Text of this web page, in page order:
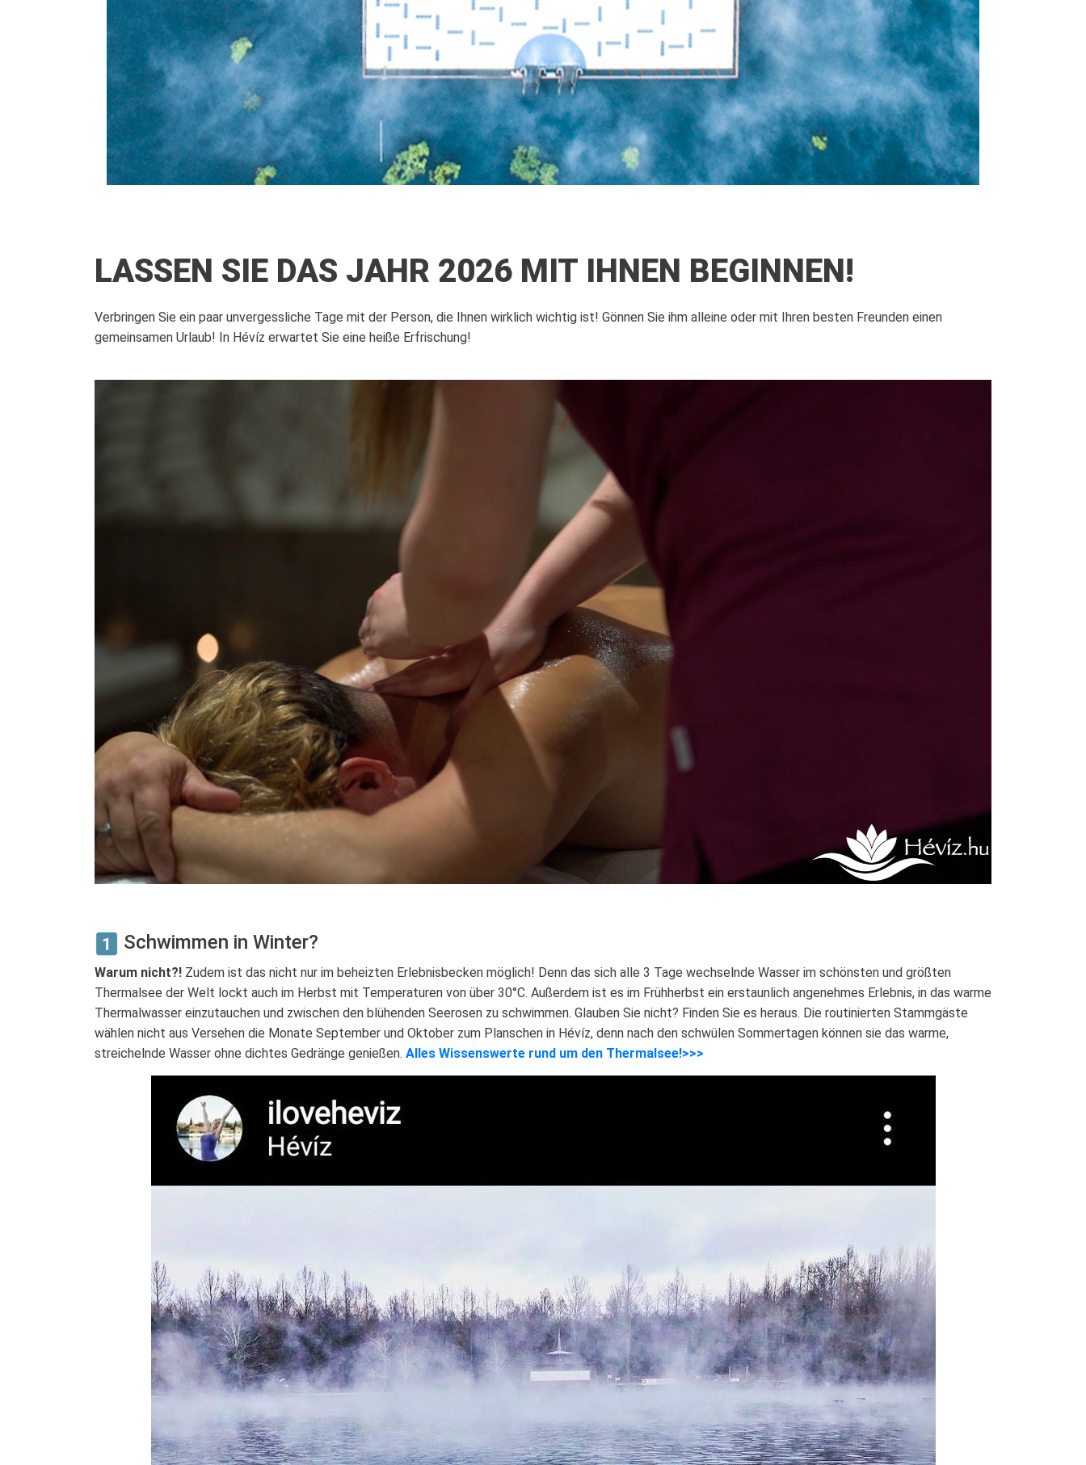
LASSEN SIE DAS JAHR 2026 MIT IHNEN BEGINNEN!
Verbringen Sie ein paar unvergessliche Tage mit der Person, die Ihnen wirklich wichtig ist! Gönnen Sie ihm alleine oder mit Ihren besten Freunden einen
gemeinsamen Urlaub! In Hévíz erwartet Sie eine heiße Erfrischung!
Schwimmen in Winter?
Warum nicht?! Zudem ist das nicht nur im beheizten Erlebnisbecken möglich! Denn das sich alle 3 Tage wechselnde Wasser im schönsten und größten
Thermalsee der Welt lockt auch im Herbst mit Temperaturen von über 30°C. Außerdem ist es im Frühherbst ein erstaunlich angenehmes Erlebnis, in das warme
Thermalwasser einzutauchen und zwischen den blühenden Seerosen zu schwimmen. Glauben Sie nicht? Finden Sie es heraus. Die routinierten Stammgäste
wählen nicht aus Versehen die Monate September und Oktober zum Planschen in Hévíz, denn nach den schwülen Sommertagen können sie das warme,
streichelnde Wasser ohne dichtes Gedränge genießen. Alles Wissenswerte rund um den Thermalsee!>>>